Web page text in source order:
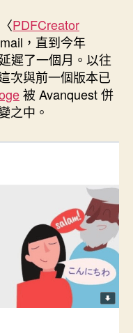
PDFCreator
，直到今年
遲了一個月。以往
次與前一個版本已
被 Avanquest 併
之中。